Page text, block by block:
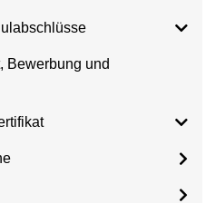
Bewerbung und